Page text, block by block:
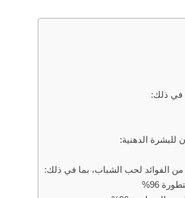
في ذلك:
للبشرة الدهنية:
من الفوائد لحب الشباب، بما في ذلك:
96%